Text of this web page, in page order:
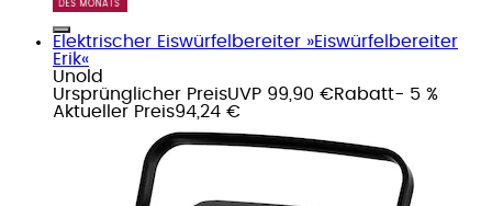
Elektrischer Eiswürfelbereiter »Eiswürfelbereiter
Erik«
Unold
Ursprünglicher PreisUVP 99,90 €Rabatt- 5 %
Aktueller Preis94,24 €